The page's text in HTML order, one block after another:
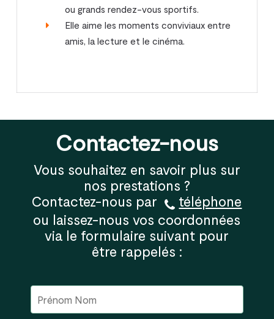
ou grands rendez-vous sportifs.
Elle aime les moments conviviaux entre
amis, la lecture et le cinéma.
Contactez-nous
Vous souhaitez en savoir plus sur
nos prestations ?
Contactez-nous par
téléphone
ou laissez-nous vos coordonnées
via le formulaire suivant pour
être rappelés :